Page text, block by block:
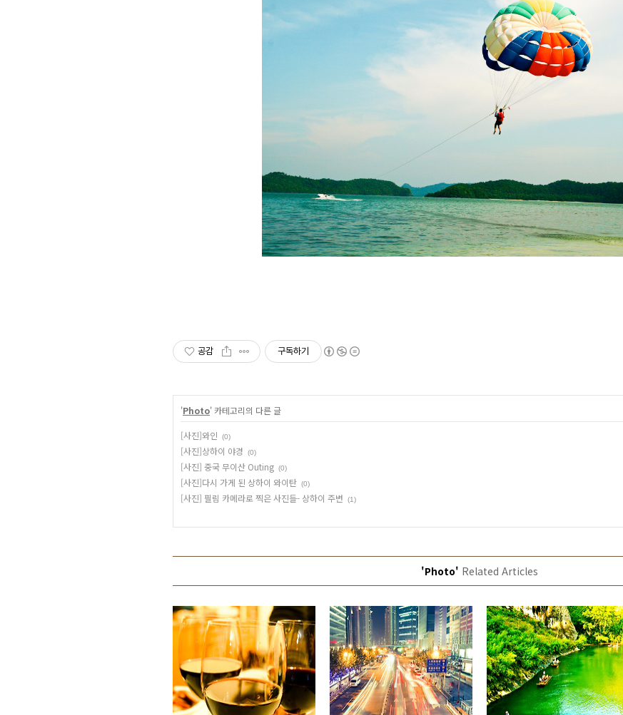
공감 구독하기
'Photo' 카테고리의 다른 글
[사진]와인 (0)
[사진]상하이 야경 (0)
[사진] 중국 무이산 Outing (0)
[사진]다시 가게 된 상하이 와이탄 (0)
[사진] 필림 카메라로 찍은 사진들- 상하이 주변 (1)
'Photo' Related Articles